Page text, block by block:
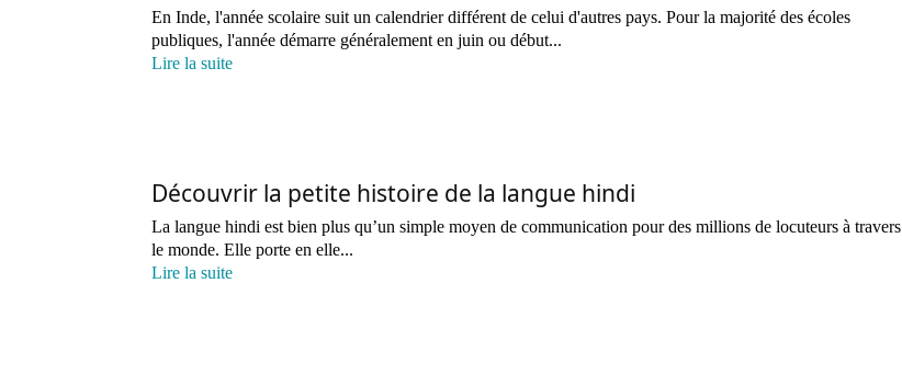
En Inde, l'année scolaire suit un calendrier différent de celui d'autres pays. Pour la majorité des écoles
publiques, l'année démarre généralement en juin ou début...
Lire la suite
Découvrir la petite histoire de la langue hindi
La langue hindi est bien plus qu’un simple moyen de communication pour des millions de locuteurs à travers
le monde. Elle porte en elle...
Lire la suite